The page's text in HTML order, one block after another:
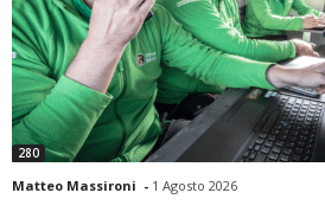
280
Matteo Massironi - 1 Agosto 2026